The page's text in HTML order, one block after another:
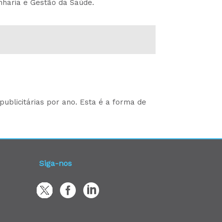
e Gestão da Saúde.
por ano. Esta é a forma de
Siga-nos